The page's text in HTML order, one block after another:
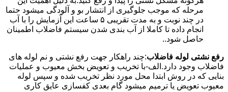
مرحله که موجب جلوگیری از انتشار بو و آلودگی میشود حتما
در چند نوبت و به مدت تقریبی ۵ ساعت این آزمایش را با آب
انجام داده تا کاملا از آب بندی شدن سیستم فاضلاب اطمینان
حاصل شود..
رفع نشتی لوله فاضلاب:چند راهکار جهت رفع نشتی و نم لوله های
فاضلاب وجود دارد.الف-با تخریب و تعویض بخش معیوب و عملیات
بنایی که در روش ابتدا محل مورد نظر تخریب شده و سپس لوله
معیوب تعویض یا ترمیم میشود گام بعدی کفسازی عایق کاری